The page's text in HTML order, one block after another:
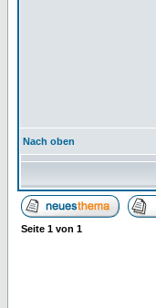
Nach oben
Seite 1 von 1